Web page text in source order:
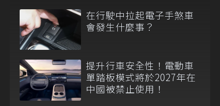
在行駛中拉起電子手煞車
會發生什麼事？
提升行車安全性！電動車
單踏板模式將於2027年在
中國被禁止使用！